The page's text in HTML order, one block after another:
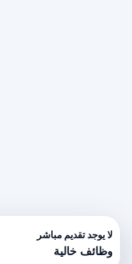
لا يوجد تقديم مباشر
وظائف خالية